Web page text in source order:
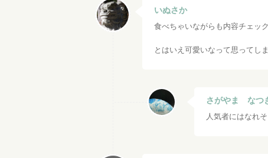
いぬさか
食べちゃいながらも内容チェッ
とはいえ可愛いなって思ってし
さがやま なつ
人気者にはなれ